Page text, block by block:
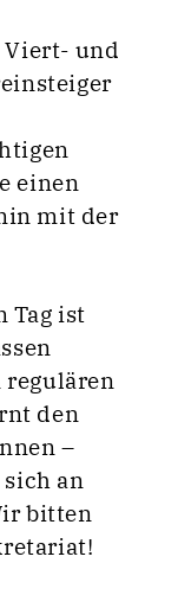
Viert- und
einen
mit der
Tag ist
den
–
an
bitten